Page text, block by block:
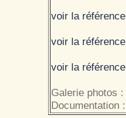
voir la
voir la
voir la
Galerie photos :
Documentation :